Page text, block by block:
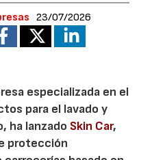
23/07/2026
especializada en el
para el lavado y
ha lanzado Skin Car,
protección